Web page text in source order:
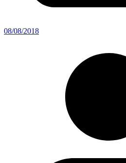
08/08/2018